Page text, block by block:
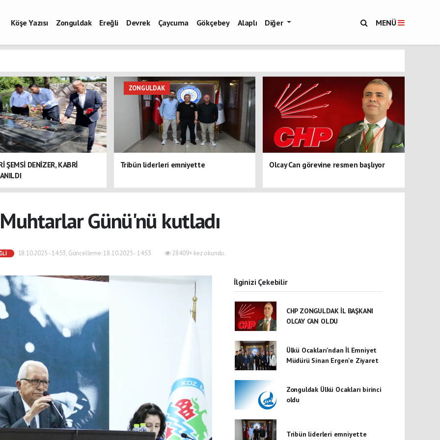
Köşe Yazısı Zonguldak Ereğli Devrek Çaycuma Gökçebey Alaplı Diğer MENÜ
ŞEMSİ DENİZER, KABRİ
ZONGULDAK
Tribün liderleri emniyette Olcay Can görevine resmen başlıyor
Muhtarlar Günü'nü kutladı
18.10.2025 - 14:53, Güncelleme: 18.10.2025 - 14:53 28409+ kez okundu.
İlginizi Çekebilir
CHP ZONGULDAK İL BAŞKANI
OLCAY CAN OLDU
Ülkü Ocakları'ndan İl Emniyet
Müdürü Sinan Ergen'e Ziyaret
Zonguldak Ülkü Ocakları birinci
oldu
Tribün liderleri emniyette